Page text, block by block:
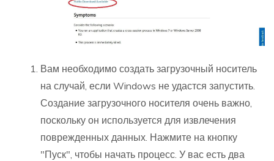
Вам необходимо создать загрузочный носитель
на случай, если Windows не удастся запустить.
Создание загрузочного носителя очень важно,
поскольку он используется для извлечения
поврежденных данных. Нажмите на кнопку
"Пуск", чтобы начать процесс. У вас есть два